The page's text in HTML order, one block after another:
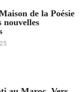
de la Poésie
nouvelles